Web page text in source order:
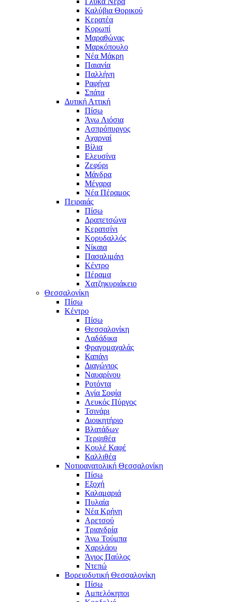
Καλύβια Θορικού
Κερατέα
Κορωπί
Μαραθώνας
Μαρκόπουλο
Νέα Μάκρη
Παιανία
Παλλήνη
Ραφήνα
Σπάτα
Δυτική Αττική
Πίσω
Άνω Λιόσια
Ασπρόπυργος
Αχαρναί
Βίλια
Ελευσίνα
Ζεφύρι
Μάνδρα
Μέγαρα
Νέα Πέραμος
Πειραιάς
Πίσω
Δραπετσώνα
Κερατσίνι
Κορυδαλλός
Νίκαια
Πασαλιμάνι
Κέντρο
Πέραμα
Χατζηκυριάκειο
Θεσσαλονίκη
Πίσω
Κέντρο
Πίσω
Θεσσαλονίκη
Λαδάδικα
Φραγομαχαλάς
Καπάνι
Διαγώνιος
Ναυαρίνου
Ροτόντα
Αγία Σοφία
Λευκός Πύργος
Τσινάρι
Διοικητήριο
Βλατάδων
Τερψιθέα
Κουλέ Καφέ
Καλλιθέα
Νοτιοανατολική Θεσσαλονίκη
Πίσω
Εξοχή
Καλαμαριά
Πυλαία
Νέα Κρήνη
Αρετσού
Τριανδρία
Άνω Τούμπα
Χαριλάου
Άγιος Παύλος
Ντεπώ
Βορειοδυτική Θεσσαλονίκη
Πίσω
Αμπελόκηποι